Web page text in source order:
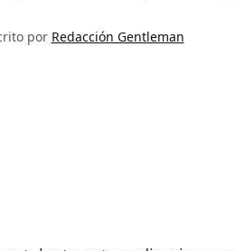
por Redacción Gentleman